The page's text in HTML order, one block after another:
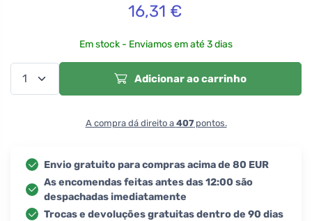
16,31 €
Em stock - Enviamos em até 3 dias
Adicionar ao carrinho
A compra dá direito a 407pontos.
Envio gratuito para compras acima de 80 EUR
As encomendas feitas antes das 12:00 são
despachadas imediatamente
Trocas e devoluções gratuitas dentro de 90 dias